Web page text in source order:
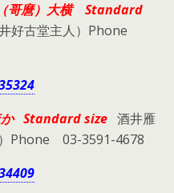
哥麿）大横 Standard
好古堂主人）Phone
か Standard size 酒井雁
Phone 03-3591-4678